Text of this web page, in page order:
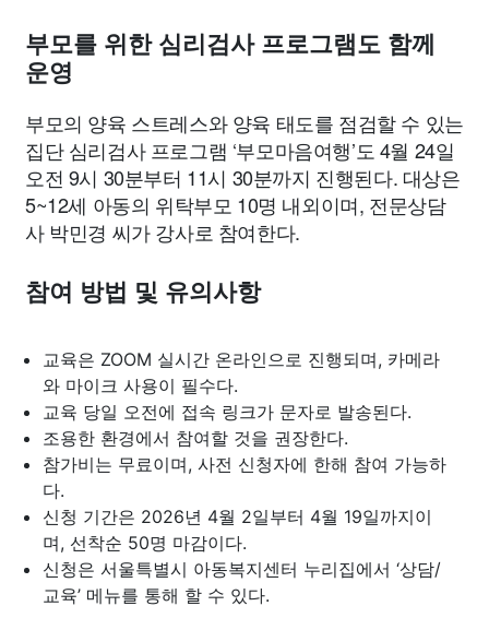
부모를 위한 심리검사 프로그램도 함께
운영
부모의 양육 스트레스와 양육 태도를 점검할 수 있는
집단 심리검사 프로그램 ‘부모마음여행’도 4월 24일
오전 9시 30분부터 11시 30분까지 진행된다. 대상은
5~12세 아동의 위탁부모 10명 내외이며, 전문상담
사 박민경 씨가 강사로 참여한다.
참여 방법 및 유의사항
교육은 ZOOM 실시간 온라인으로 진행되며, 카메라
와 마이크 사용이 필수다.
교육 당일 오전에 접속 링크가 문자로 발송된다.
조용한 환경에서 참여할 것을 권장한다.
참가비는 무료이며, 사전 신청자에 한해 참여 가능하
다.
신청 기간은 2026년 4월 2일부터 4월 19일까지이
며, 선착순 50명 마감이다.
신청은 서울특별시 아동복지센터 누리집에서 ‘상담/
교육’ 메뉴를 통해 할 수 있다.